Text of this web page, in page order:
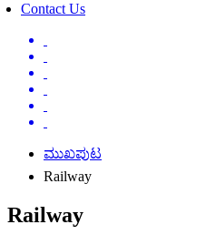
Contact Us
ಮುಖಪುಟ
Railway
Railway